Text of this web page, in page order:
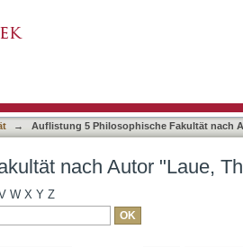
→ Auflistung 5 Philosophische Fakultät nach
nach Autor "Laue,
W X Y Z